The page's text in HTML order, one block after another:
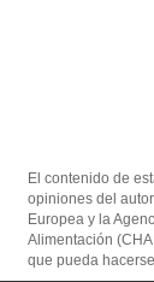
El contenido de
opiniones del
Europea y la
Alimentación
que pueda